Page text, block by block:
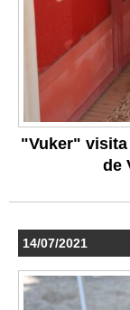
"Vuker"
de
14/07/2021